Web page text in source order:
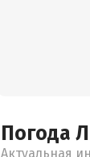
Погода
Актуальная